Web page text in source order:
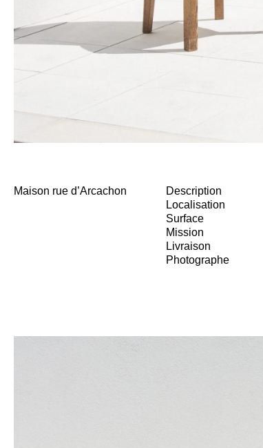
Maison rue d’Arcachon Description
Localisation
Surface
Mission
Livraison
Photographe